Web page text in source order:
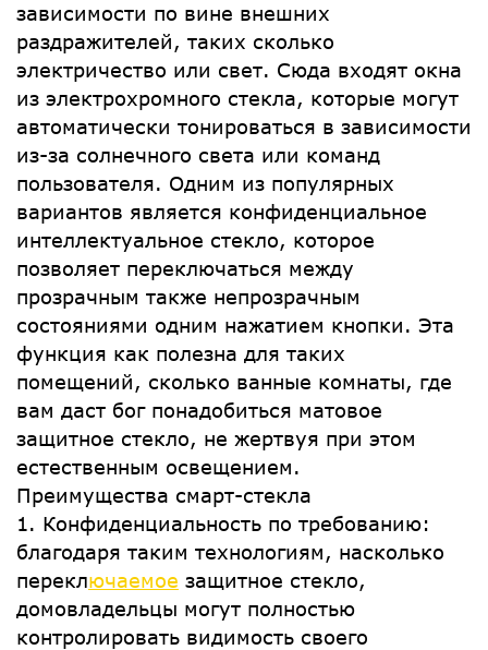
зависимости по вине внешних
раздражителей, таких сколько
электричество или свет. Сюда входят окна
из электрохромного стекла, которые могут
автоматически тонироваться в зависимости
из-за солнечного света или команд
пользователя. Одним из популярных
вариантов является конфиденциальное
интеллектуальное стекло, которое
позволяет переключаться между
прозрачным также непрозрачным
состояниями одним нажатием кнопки. Эта
функция как полезна для таких
помещений, сколько ванные комнаты, где
вам даст бог понадобиться матовое
защитное стекло, не жертвуя при этом
естественным освещением.
Преимущества смарт-стекла
1. Конфиденциальность по требованию:
благодаря таким технологиям, насколько
переключаемое защитное стекло,
домовладельцы могут полностью
контролировать видимость своего